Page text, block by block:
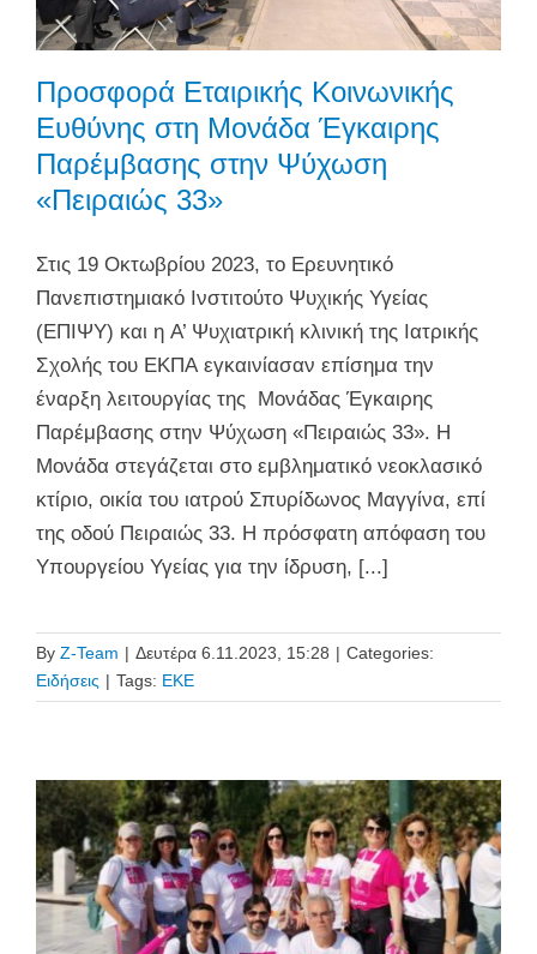
Προσφορά Εταιρικής Κοινωνικής
Ευθύνης στη Μονάδα Έγκαιρης
Παρέμβασης στην Ψύχωση
«Πειραιώς 33»
Στις 19 Οκτωβρίου 2023, το Ερευνητικό
Πανεπιστημιακό Ινστιτούτο Ψυχικής Υγείας
(ΕΠΙΨΥ) και η Α’ Ψυχιατρική κλινική της Ιατρικής
Σχολής του ΕΚΠΑ εγκαινίασαν επίσημα την
έναρξη λειτουργίας της Μονάδας Έγκαιρης
Παρέμβασης στην Ψύχωση «Πειραιώς 33». Η
Μονάδα στεγάζεται στο εμβληματικό νεοκλασικό
κτίριο, οικία του ιατρού Σπυρίδωνος Μαγγίνα, επί
της οδού Πειραιώς 33. Η πρόσφατη απόφαση του
Υπουργείου Υγείας για την ίδρυση, [...]
By Z-Team | Δευτέρα 6.11.2023, 15:28 | Categories:
Ειδήσεις | Tags: ΕΚΕ